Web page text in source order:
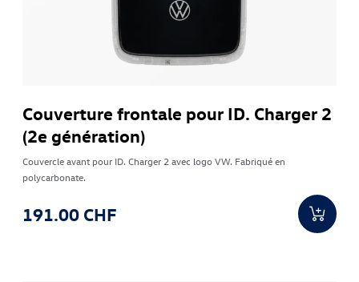
Couverture frontale pour ID. Charger 2
(2e génération)
Couvercle avant pour ID. Charger 2 avec logo VW. Fabriqué en
polycarbonate.
191.00 CHF